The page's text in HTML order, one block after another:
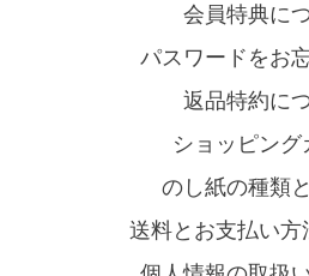
会員特典に
パスワードをお
返品特約に
ショッピング
のし紙の種類
送料とお支払い方